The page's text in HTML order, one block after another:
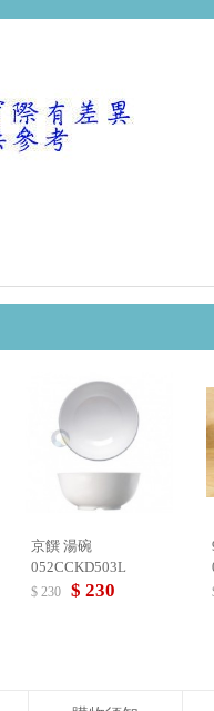
京饌 湯碗
052CCKD503L
$ 230 $ 230